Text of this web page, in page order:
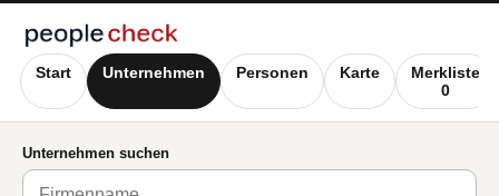
Start Unternehmen Personen Karte
Merkliste
0
Unternehmen suchen